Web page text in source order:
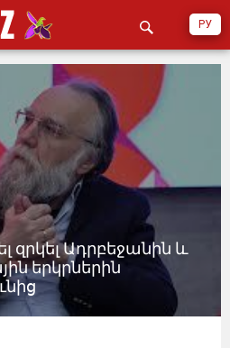
РУ
զրկել Ադրբեջանին և
երկրներին